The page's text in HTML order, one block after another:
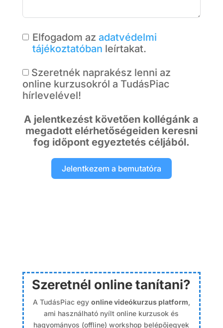
1
Elfogadom az adatvédelmi
tájékoztatóban leírtakat.
Szeretnék naprakész lenni az
online kurzusokról a TudásPiac
hírlevelével!
A jelentkezést követően kollégánk a
megadott elérhetőségeiden keresni
fog időpont egyeztetés céljából.
Jelentkezem a bemutatóra
Szeretnél online tanítani?
A TudásPiac egy online videókurzus platform,
ami használható nyílt online kurzusok és
hagyományos (offline) workshop belépőjegyek